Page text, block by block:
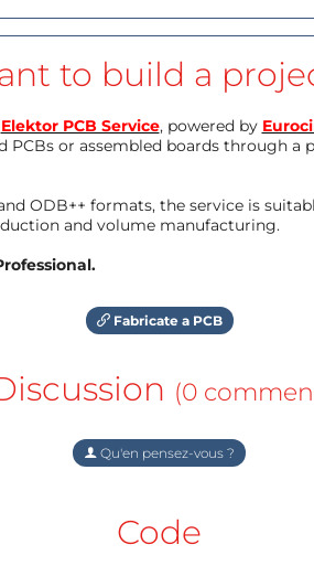
to build a
Elektor PCB Service, powered by
or assembled boards through a
ODB++ formats, the service is
and volume manufacturing.
Fabricate a PCB
(0
Qu'en pensez-vous ?
Code